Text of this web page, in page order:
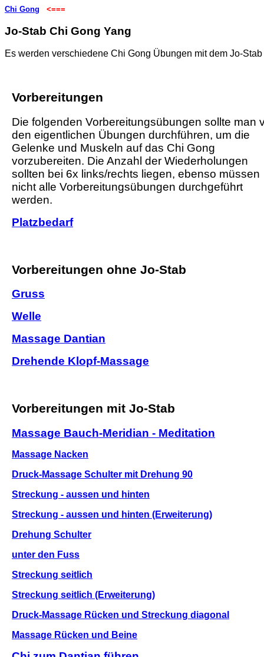
Chi Gong <===
Jo-Stab Chi Gong Yang
Es werden verschiedene Chi Gong Übungen mit dem Jo-
Vorbereitungen
Die folgenden Vorbereitungsübungen sollte man
den eigentlichen Übungen durchführen, um die
Gelenke und Muskeln auf das Chi Gong
vorzubereiten. Die Anzahl der Wiederholungen
sollten bei 6x links/rechts liegen, ebenso müssen
nicht alle Vorbereitungsübungen durchgeführt
werden.
Platzbedarf
Vorbereitungen ohne Jo-Stab
Gruss
Welle
Massage Dantian
Drehende Klopf-Massage
Vorbereitungen mit Jo-Stab
Massage Bauch-Meridian - Meditation
Massage Nacken
Druck-Massage Schulter mit Drehung 90
Streckung - aussen und hinten
Streckung - aussen und hinten (Erweiterung)
Drehung Schulter
unter den Fuss
Streckung seitlich
Streckung seitlich (Erweiterung)
Druck-Massage Rücken und Streckung diagonal
Massage Rücken und Beine